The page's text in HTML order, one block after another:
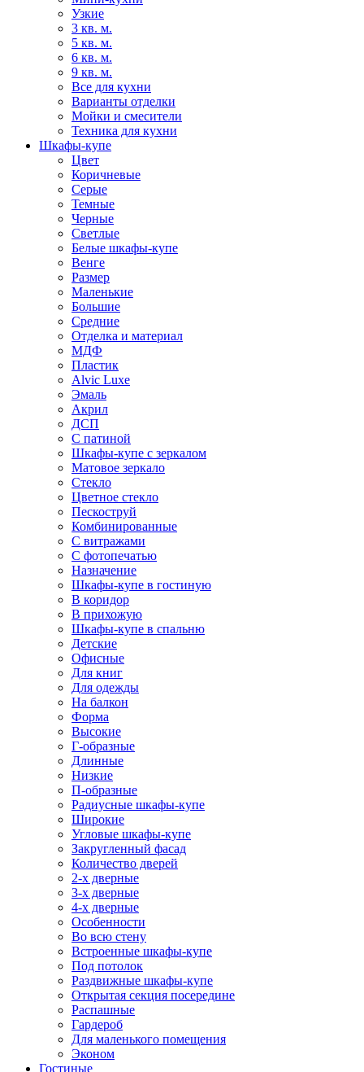
Узкие
3 кв. м.
5 кв. м.
6 кв. м.
9 кв. м.
Все для кухни
Варианты отделки
Мойки и смесители
Техника для кухни
Шкафы-купе
Цвет
Коричневые
Серые
Темные
Черные
Светлые
Белые шкафы-купе
Венге
Размер
Маленькие
Большие
Средние
Отделка и материал
МДФ
Пластик
Alvic Luxe
Эмаль
Акрил
ДСП
С патиной
Шкафы-купе с зеркалом
Матовое зеркало
Стекло
Цветное стекло
Пескоструй
Комбинированные
С витражами
С фотопечатью
Назначение
Шкафы-купе в гостиную
В коридор
В прихожую
Шкафы-купе в спальню
Детские
Офисные
Для книг
Для одежды
На балкон
Форма
Высокие
Г-образные
Длинные
Низкие
П-образные
Радиусные шкафы-купе
Широкие
Угловые шкафы-купе
Закругленный фасад
Количество дверей
2-х дверные
3-х дверные
4-х дверные
Особенности
Во всю стену
Встроенные шкафы-купе
Под потолок
Раздвижные шкафы-купе
Открытая секция посередине
Распашные
Гардероб
Для маленького помещения
Эконом
Гостиные